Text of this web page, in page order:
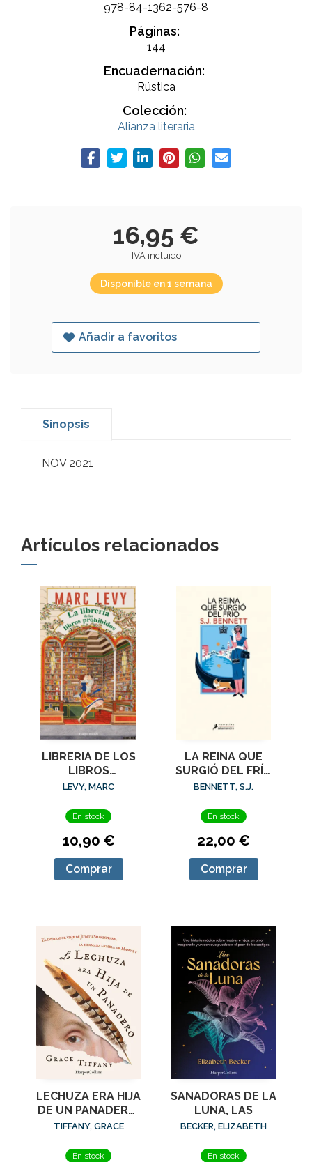
978-84-1362-576-8
Páginas:
144
Encuadernación:
Rústica
Colección:
Alianza literaria
16,95 €
IVA incluido
Disponible en 1 semana
Añadir a favoritos
Sinopsis
NOV 2021
Artículos relacionados
LIBRERIA DE LOS
LIBROS
PROHIBIDOS, LA
LEVY, MARC
En stock
10,90 €
Comprar
LA REINA QUE
SURGIÓ DEL FRÍO
(SU MAJESTAD, LA
INVESTIGADORA 5)
BENNETT, S.J.
En stock
22,00 €
Comprar
LECHUZA ERA HIJA
DE UN PANADERO,
LA
TIFFANY, GRACE
En stock
SANADORAS DE LA
LUNA, LAS
BECKER, ELIZABETH
En stock